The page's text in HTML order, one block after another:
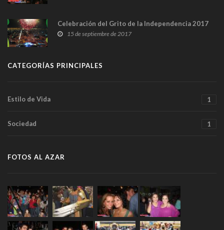
Celebración del Grito de la Independencia 2017
15 de septiembre de 2017
CATEGORÍAS PRINCIPALES
Estilo de Vida 1
Sociedad 1
FOTOS AL AZAR